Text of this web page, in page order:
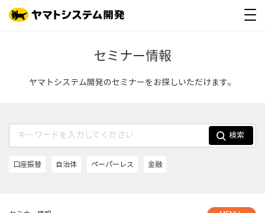
セミナー情報
ヤマトシステム開発のセミナーをお探しいただけます。
検索
口座振替 自治体 ペーパーレス 金融